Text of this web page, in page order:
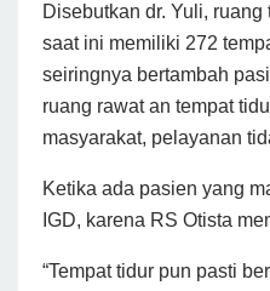
Disebutkan dr. Yuli,
saat ini memiliki 272
seiringnya bertambah
ruang rawat an tempat
masyarakat, pelayanan
Ketika ada pasien yang
IGD, karena RS Otista
“Tempat tidur pun pasti